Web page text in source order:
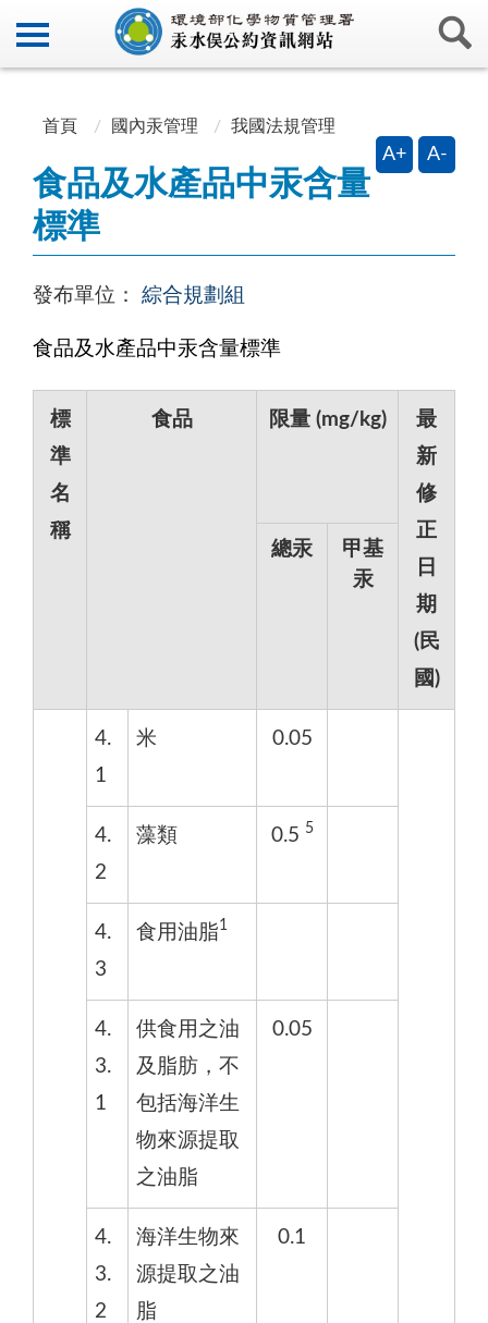
首頁 國內汞管理 我國法規管理
A+ A-
食品及水產品中汞含量
標準
發布單位： 綜合規劃組
食品及水產品中汞含量標準
標
準
名
稱
食品 限量 (mg/kg)
最
新
修
正
日
期
(民
國)
總汞
甲基
汞
4.
1
米 0.05
4.
2
藻類 0.5 5
4.
3
食用油脂1
4.
3.
1
供食用之油
及脂肪，不
包括海洋生
物來源提取
之油脂
0.05
4.
3.
2
海洋生物來
源提取之油
脂
0.1